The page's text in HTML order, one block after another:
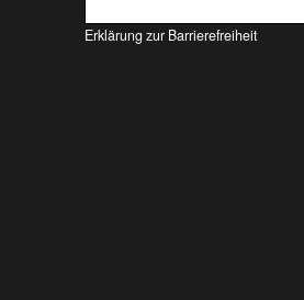
Erklärung zur Barrierefreiheit